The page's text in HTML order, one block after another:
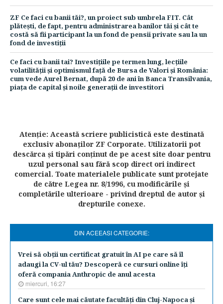
ZF Ce faci cu banii tăi?, un proiect sub umbrela FIT. Cât
plăteşti, de fapt, pentru administrarea banilor tăi şi cât te
costă să fii participant la un fond de pensii private sau la un
fond de investiţii
Ce faci cu banii tai? Investiţiile pe termen lung, lecţiile
volatilităţii şi optimismul faţă de Bursa de Valori şi România:
cum vede Aurel Bernat, după 20 de ani în Banca Transilvania,
piaţa de capital şi noile generaţii de investitori
Atenţie: Această scriere publicistică este destinată
exclusiv abonaţilor ZF Corporate. Utilizatorii pot
descărca şi tipări conţinut de pe acest site doar pentru
uzul personal sau fără scop direct ori indirect
comercial. Toate materialele publicate sunt protejate
de către Legea nr. 8/1996, cu modificările şi
completările ulterioare - privind dreptul de autor şi
drepturile conexe.
DIN ACEEASI CATEGORIE:
Vrei să obţii un certificat gratuit în AI pe care să îl
adaugi la CV-ul tău? Descoperă ce cursuri online îţi
oferă compania Anthropic de anul acesta
miercuri, 16:27
Care sunt cele mai căutate facultăţi din Cluj-Napoca şi